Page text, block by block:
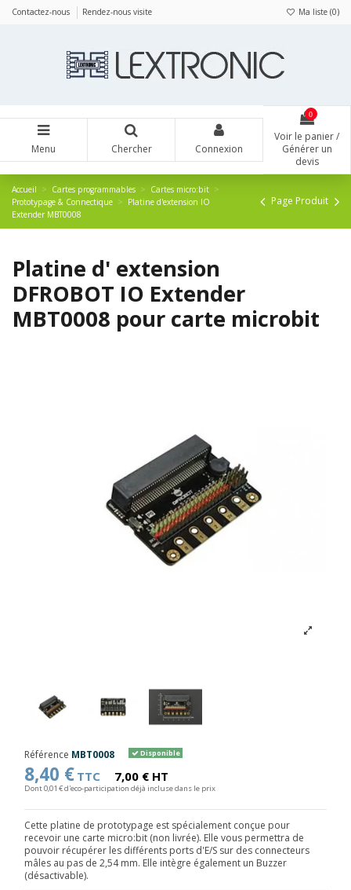
Contactez-nous Rendez-nous visite Ma liste (0)
Menu Chercher Connexion
0
Voir le panier /
Générer un
devis
Accueil Cartes programmables
Cartes micro:bit
Prototypage & Connectique
Platine d'extension IO
Extender MBT0008
Page Produit
Platine d' extension
DFROBOT IO Extender
MBT0008 pour carte microbit
Référence MBT0008 Disponible
8,40 € TTC 7,00 € HT
Dont 0,01 € d'eco-participation déjà incluse dans le prix
Cette platine de prototypage est spécialement conçue pour
recevoir une carte micro:bit (non livrée). Elle vous permettra de
pouvoir récupérer les différents ports d'E/S sur des connecteurs
mâles au pas de 2,54 mm. Elle intègre également un Buzzer
(désactivable).
Panneau de gestion des cookies